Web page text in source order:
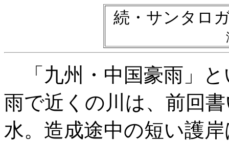
続・サンタロ
「九州・中国豪雨」と
雨で近くの川は、前回
水。造成途中の短い護